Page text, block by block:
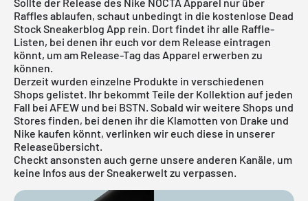
Raffles ablaufen, schaut unbedingt in die kostenlose Dead
Stock Sneakerblog App rein. Dort findet ihr alle Raffle-
Listen, bei denen ihr euch vor dem Release eintragen
könnt, um am Release-Tag das Apparel erwerben zu
können.
Derzeit wurden einzelne Produkte in verschiedenen
Shops gelistet. Ihr bekommt Teile der Kollektion auf jeden
Fall bei AFEW und bei BSTN. Sobald wir weitere Shops und
Stores finden, bei denen ihr die Klamotten von Drake und
Nike kaufen könnt, verlinken wir euch diese in unserer
Releaseübersicht.
Checkt ansonsten auch gerne unsere anderen Kanäle, um
keine Infos aus der Sneakerwelt zu verpassen.